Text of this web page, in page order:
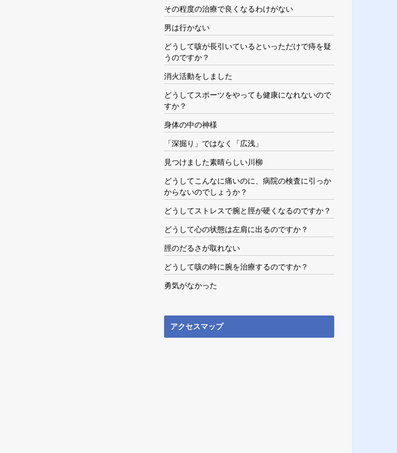
その程度の治療で良くなるわけがない
男は行かない
どうして咳が長引いているといっただけで痔を疑
うのですか？
消火活動をしました
どうしてスポーツをやっても健康になれないので
すか？
身体の中の神様
「深掘り」ではなく「広浅」
見つけました素晴らしい川柳
どうしてこんなに痛いのに、病院の検査に引っか
からないのでしょうか？
どうしてストレスで腕と脛が硬くなるのですか？
どうして心の状態は左肩に出るのですか？
脛のだるさが取れない
どうして咳の時に腕を治療するのですか？
勇気がなかった
アクセスマップ